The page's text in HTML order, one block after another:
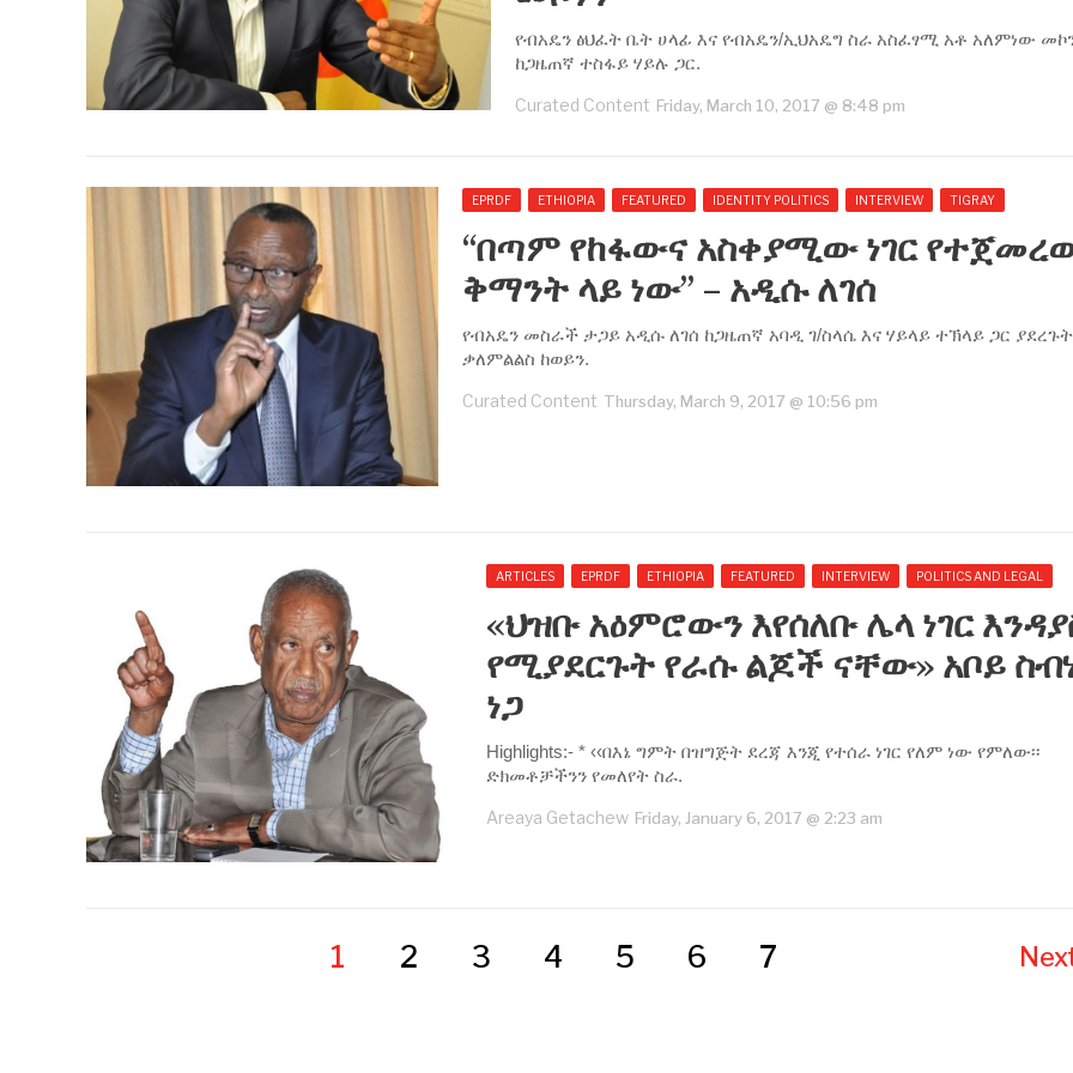
የብአዴን ፅህፈት ቤት ሀላፊ እና የብአዴን/ኢህአዴግ ስራ አስፈፃሚ አቶ አለምነው
ከጋዜጠኛ ተስፋይ ሃይሉ ጋር.
Curated Content Friday, March 10, 2017 @ 8:48 pm
EPRDF ETHIOPIA FEATURED IDENTITY POLITICS INTERVIEW TIGRAY
“በጣም የከፋውና አስቀያሚው ነገር
ቅማንት ላይ ነው” – አዲሱ ለገሰ
የብአዴን መስራች ታጋይ አዲሱ ለገሰ ከጋዜጠኛ አባዲ ገ/ስላሴ እና ሃይላይ ተኽላይ ጋር ያደረጉት
ቃለምልልስ ከወይን.
Curated Content Thursday, March 9, 2017 @ 10:56 pm
ARTICLES EPRDF ETHIOPIA FEATURED INTERVIEW POLITICS AND LEGAL
«ህዝቡ አዕምሮውን እየሰለቡ ሌላ ነገር
የሚያደርጉት የራሱ ልጆች ናቸው» አቦይ
ነጋ
Highlights:- * ‹‹በእኔ ግምት በዝግጅት ደረጃ እንጂ የተሰራ ነገር የለም ነው የምለው፡፡
ድክመቶቻችንን የመለየት ስራ.
Areaya Getachew Friday, January 6, 2017 @ 2:23 am
1 2 3 4 5 6 7